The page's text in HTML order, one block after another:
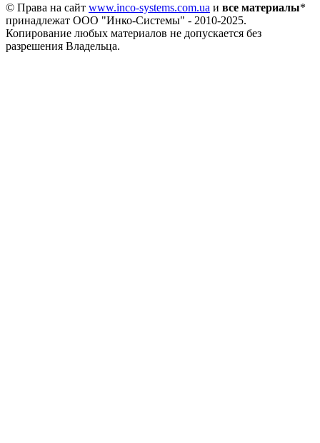
© Права на сайт www.inco-systems.com.ua и все материалы*
принадлежат ООО "Инко-Системы" - 2010-2025.
Копирование любых материалов не допускается без
разрешения Владельца.